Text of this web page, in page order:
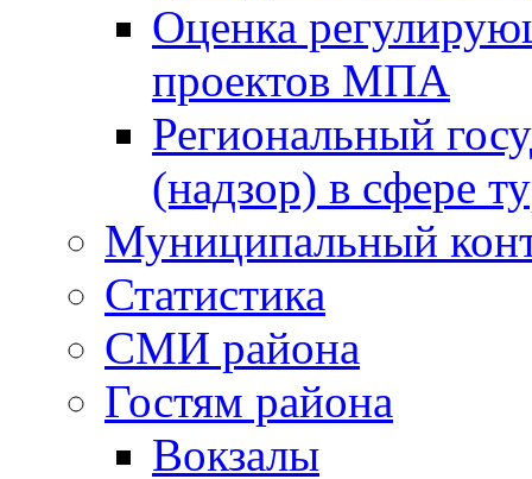
Оценка
проектов МПА
Региональный
(надзор) в сфере
Муниципальный
Статистика
СМИ района
Гостям района
Вокзалы